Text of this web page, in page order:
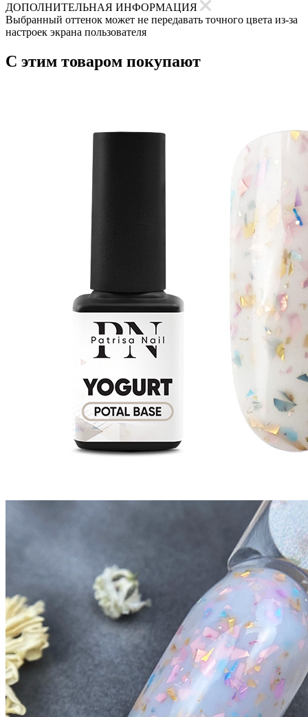
ДОПОЛНИТЕЛЬНАЯ ИНФОРМАЦИЯ
Выбранный оттенок может не передавать точного цвета из-за
настроек экрана пользователя
С этим товаром покупают